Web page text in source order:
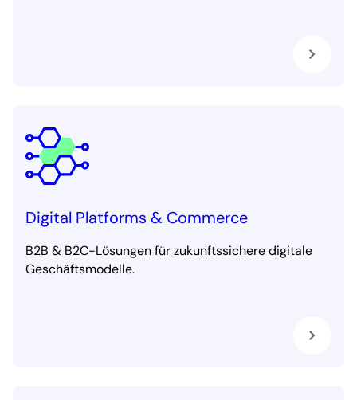
Digital Platforms & Commerce
B2B & B2C-Lösungen für zukunftssichere digitale
Geschäftsmodelle.